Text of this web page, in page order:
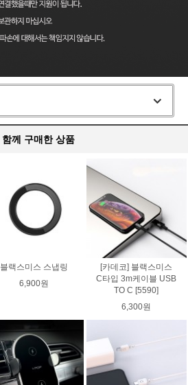
함께 구매한 상품
블랙스미스 스냅링
6,900원
[카데코] 블랙스미스
C타입 3m케이블 USB
TO C [5590]
6,300원